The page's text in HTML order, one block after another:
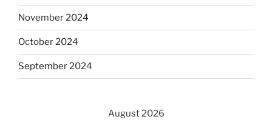
November 2024
October 2024
September 2024
August 2026